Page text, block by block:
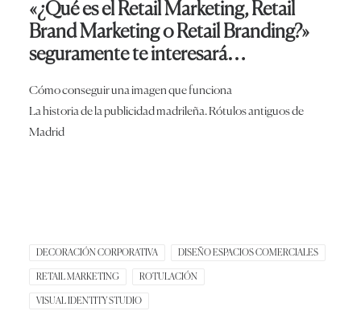
«¿Qué es el Retail Marketing, Retail
Brand Marketing o Retail Branding?»
seguramente te interesará…
Cómo conseguir una imagen que funciona
La historia de la publicidad madrileña. Rótulos antiguos de
Madrid
DECORACIÓN CORPORATIVA DISEÑO ESPACIOS COMERCIALES
RETAIL MARKETING ROTULACIÓN
VISUAL IDENTITY STUDIO